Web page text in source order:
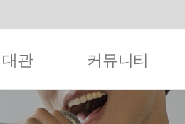
대관 커뮤니티